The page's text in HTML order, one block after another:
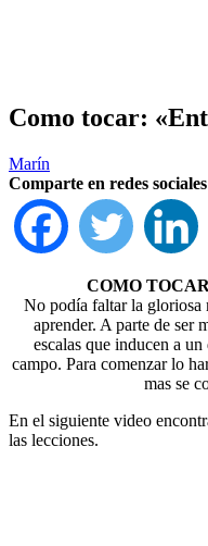
Como tocar:
Marín
Comparte en redes
COMO
No podía faltar la gloriosa
aprender. A parte de ser
escalas que inducen a
campo. Para comenzar lo
mas se
En el siguiente video
las lecciones.